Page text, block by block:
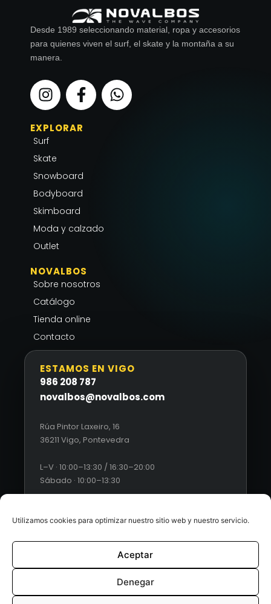
Utilizamos cookies para optimizar nuestro sitio web y nuestro servicio.
Aceptar
Denegar
Desde 1989 seleccionando material, ropa y accesorios
para quienes viven el surf, el skate y la montaña a su
manera.
I
n
s
t
a
g
r
a
m
F
a
c
e
o
k
f
W
h
a
EXPLORAR
Surf
Skate
Snowboard
Bodyboard
Skimboard
Moda y calzado
Outlet
NOVALBOS
Sobre nosotros
Catálogo
Tienda online
Contacto
ESTAMOS EN VIGO
986 208 787
novalbos@novalbos.com
Rúa Pintor Laxeiro, 16
36211 Vigo, Pontevedra
L–V · 10:00–13:30 / 16:30–20:00
Sábado · 10:00–13:30
© 2026 Novalbos. Todos los derechos reservados. |
web by Esquío
Aviso Legal|Política de Privacidad|Condiciones generales